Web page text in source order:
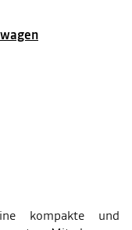
kompakte und